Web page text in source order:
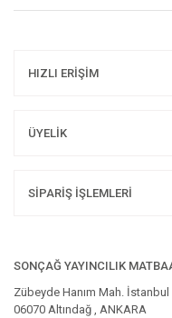
HIZLI ERİŞİM
ÜYELİK
SİPARİŞ İŞLEMLERİ
SONÇAĞ YAYINCILIK
Zübeyde Hanım Mah.
06070 Altındağ , ANKARA